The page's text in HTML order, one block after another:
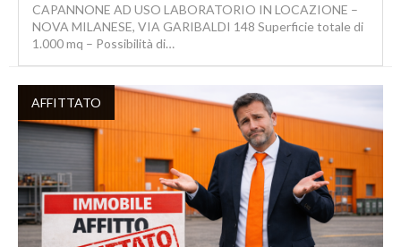
CAPANNONE AD USO LABORATORIO IN LOCAZIONE –
NOVA MILANESE, VIA GARIBALDI 148 Superficie totale di
1.000 mq – Possibilità di…
AFFITTATO